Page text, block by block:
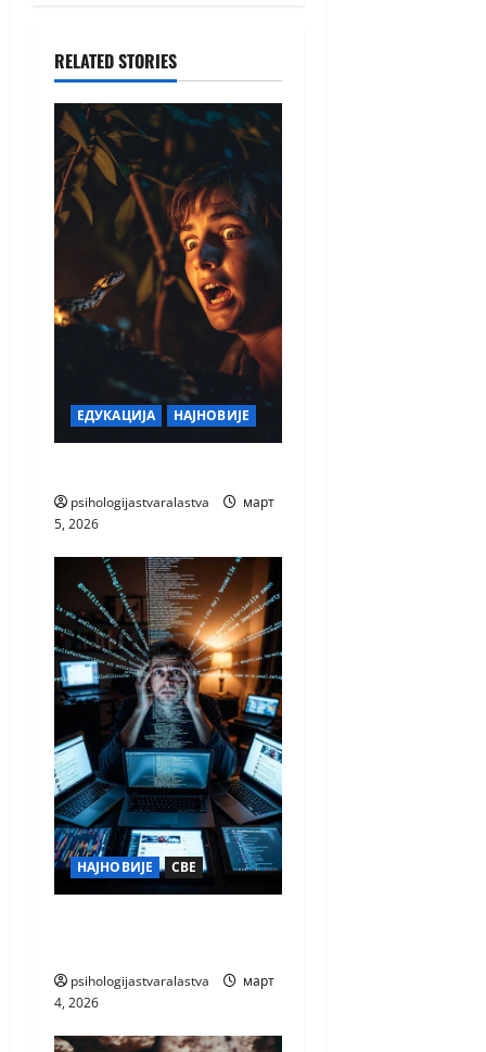
RELATED STORIES
ЕДУКАЦИЈА НАЈНОВИЈЕ
psihologijastvaralastva
март
5, 2026
НАЈНОВИЈЕ СВЕ
psihologijastvaralastva
март
4, 2026